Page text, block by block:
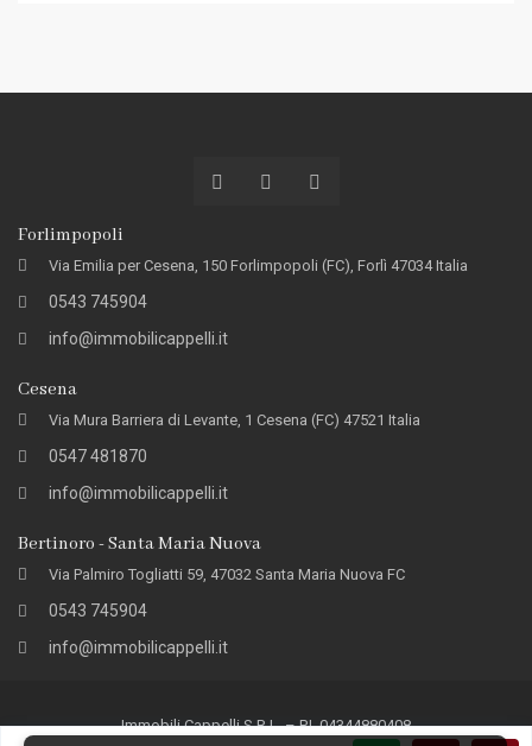
Forlimpopoli
Via Emilia per Cesena, 150 Forlimpopoli (FC), Forlì 47034 Italia
0543 745904
info@immobilicappelli.it
Cesena
Via Mura Barriera di Levante, 1 Cesena (FC) 47521 Italia
0547 481870
info@immobilicappelli.it
Bertinoro - Santa Maria Nuova
Via Palmiro Togliatti 59, 47032 Santa Maria Nuova FC
0543 745904
info@immobilicappelli.it
Immobili Cappelli S.R.L. – P.I. 04344880408